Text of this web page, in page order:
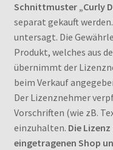
Schnittmuster „Curly
separat gekauft
untersagt. Die
Produkt, welches aus
übernimmt der
beim Verkauf
Der Lizenznehmer
Vorschriften (wie zB.
einzuhalten. Die
eingetragenen Shop